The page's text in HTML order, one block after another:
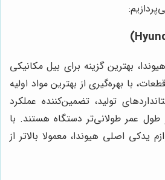
بهترین گزینه برای بیل مکانیکی
با بهره‌گیری از بهترین مواد اولیه
تولید، تضمین‌کننده عملکرد
و طول عمر طولانی‌تر دستگاه هستند. با
یدکی اصلی هیوندا، معمولا بالاتر از